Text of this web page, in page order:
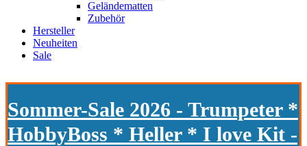
Geländematten
Zubehör
Hersteller
Neuheiten
Sale
Sommer-Sale 2026 - Trumpeter *
HobbyBoss * Heller * I love Kit -